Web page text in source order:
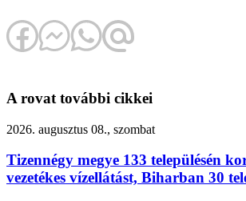
A rovat további cikkei
2026. augusztus 08., szombat
Tizennégy megye 133 településén
vezetékes vízellátást, Biharban 30